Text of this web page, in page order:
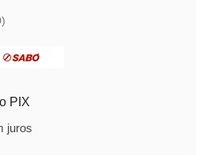
PIX
juros